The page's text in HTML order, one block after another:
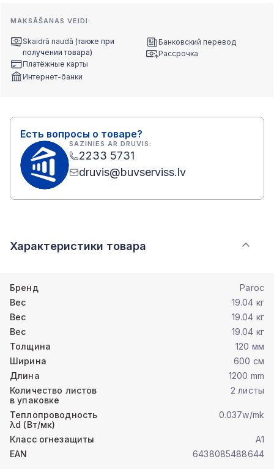
MAKSĀŠANAS VEIDI:
Skaidrā naudā (также при
получении товара)
Платёжные карты
Интернет-банки
Банковский перевод
Рассрочка
Есть вопросы о товаре?
SAZINIES AR DRUVIS:
2233 5731
druvis@buvserviss.lv
Характеристики товара
Бренд
Paroc
Вес
19.04 кг
Вес
19.04 кг
Вес
19.04 кг
Толщина
120 мм
Ширина
600 см
Длина
1200 mm
Количество листов
в упаковке
2 листы
Теплопроводность
λd (Вт/мк)
0.037w/mk
Класс огнезащиты
A1
EAN
6438085488644